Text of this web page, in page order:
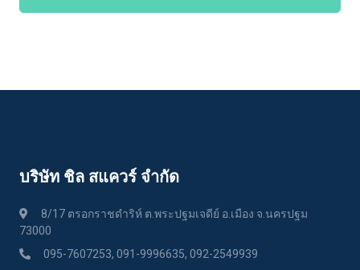
บริษัท ชิล สแควร์ จำกัด
8/17 ตรอกราชดำริห์ ต.พระปฐมเจดีย์ อ.เมือง จ.นครปฐม
73000
095-7607253, 091-9996635, 092-2549939